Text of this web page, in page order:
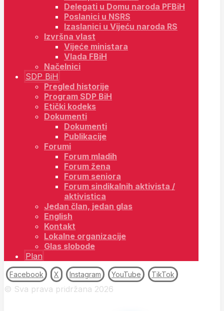
Delegati u Domu naroda PFBiH
Poslanici u NSRS
Izaslanici u Vijeću naroda RS
Izvršna vlast
Vijeće ministara
Vlada FBiH
Načelnici
SDP BiH
Pregled historije
Program SDP BiH
Etički kodeks
Dokumenti
Dokumenti
Publikacije
Forumi
Forum mladih
Forum žena
Forum seniora
Forum sindikalnih aktivista /
aktivistica
Jedan član, jedan glas
English
Kontakt
Lokalne organizacije
Glas slobode
Plan
Facebook X Instagram YouTube TikTok
© Sva prava pridržana 2026